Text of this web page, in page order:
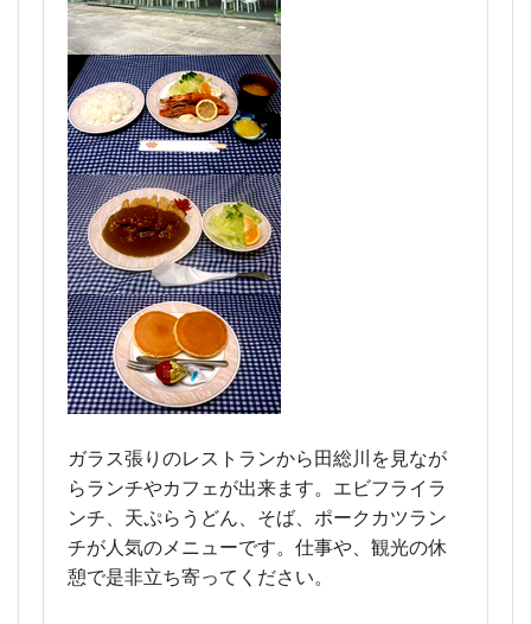
ガラス張りのレストランから田総川を見なが
らランチやカフェが出来ます。エビフライラ
ンチ、天ぷらうどん、そば、ポークカツラン
チが人気のメニューです。仕事や、観光の休
憩で是非立ち寄ってください。